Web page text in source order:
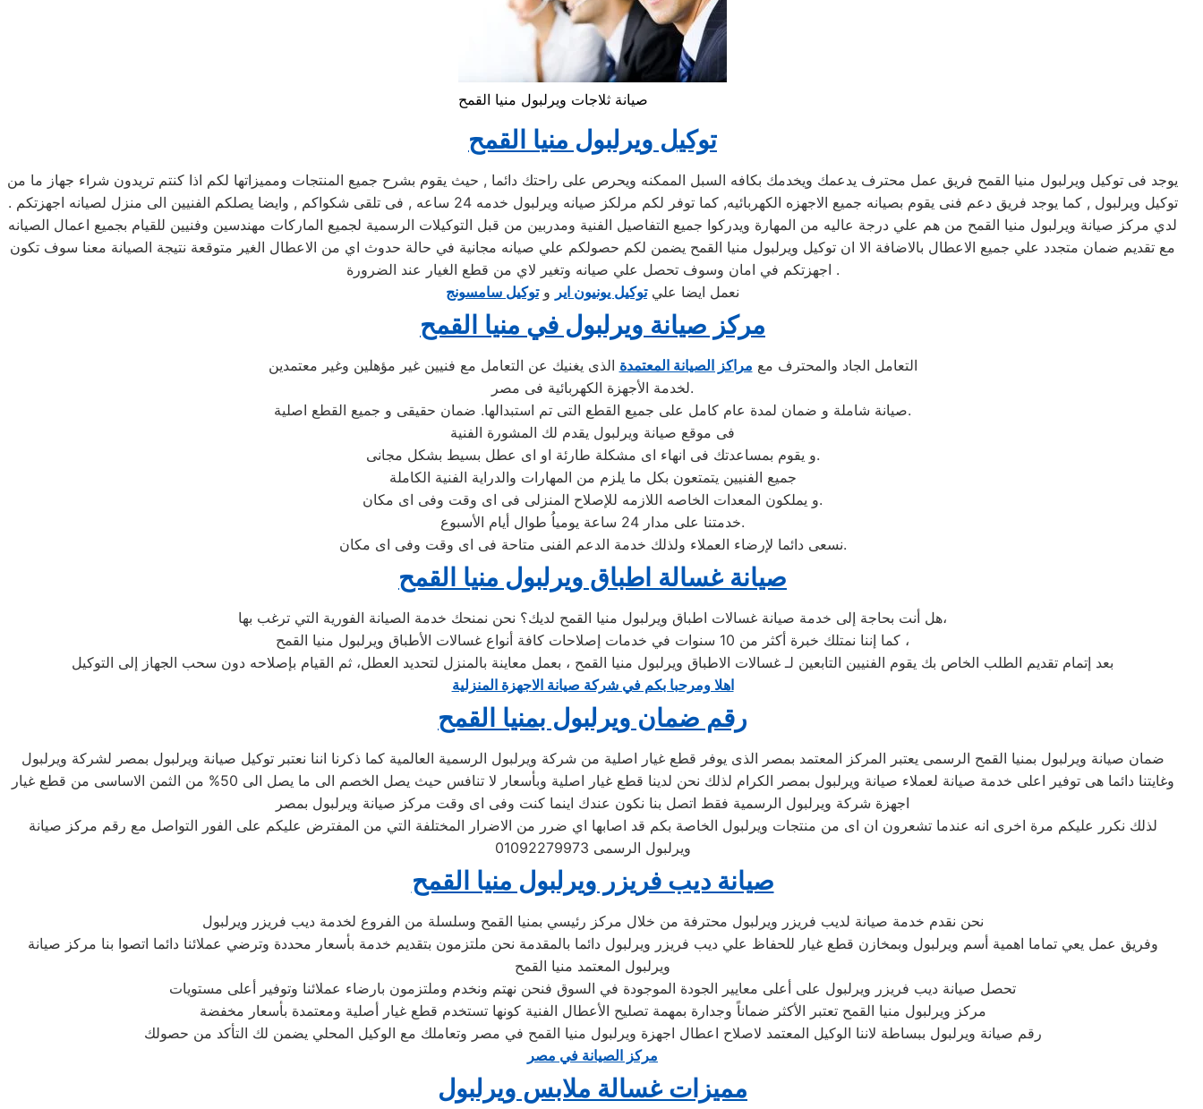
صيانة ثلاجات ويرلبول منيا القمح
توكيل ويرلبول منيا القمح
يوجد فى توكيل ويرلبول منيا القمح فريق عمل محترف يدعمك ويخدمك بكافه السبل الممكنه ويحرص على راحتك دائما , حيث يقوم بشرح جميع المنتجات ومميزاتها لكم اذا كنتم تريدون شراء جهاز ما من
توكيل ويرلبول , كما يوجد فريق دعم فنى يقوم بصيانه جميع الاجهزه الكهربائيه, كما توفر لكم مرلكز صيانه ويرلبول خدمه 24 ساعه , فى تلقى شكواكم , وايضا يصلكم الفنيين الى منزل لصيانه اجهزتكم .
لدي مركز صيانة ويرلبول منيا القمح من هم علي درجة عاليه من المهارة ويدركوا جميع التفاصيل الفنية ومدربين من قبل التوكيلات الرسمية لجميع الماركات مهندسين وفنيين للقيام بجميع اعمال الصيانه
مع تقديم ضمان متجدد علي جميع الاعطال بالاضافة الا ان توكيل ويرلبول منيا القمح يضمن لكم حصولكم علي صيانه مجانية في حالة حدوث اي من الاعطال الغير متوقعة نتيجة الصيانة معنا سوف تكون
اجهزتكم في امان وسوف تحصل علي صيانه وتغير لاي من قطع الغيار عند الضرورة .
نعمل ايضا عليتوكيل يونيون اير وتوكيل سامسونج
مركز صيانة ويرلبول في منيا القمح
التعامل الجاد والمحترف مع مراكز الصيانة المعتمدة الذى يغنيك عن التعامل مع فنيين غير مؤهلين وغير معتمدين
لخدمة الأجهزة الكهربائية فى مصر.
صيانة شاملة و ضمان لمدة عام كامل على جميع القطع التى تم استبدالها. ضمان حقيقى و جميع القطع اصلية.
فى موقع صيانة ويرلبول يقدم لك المشورة الفنية
و يقوم بمساعدتك فى انهاء اى مشكلة طارئة او اى عطل بسيط بشكل مجانى.
جميع الفنيين يتمتعون بكل ما يلزم من المهارات والدراية الفنية الكاملة
و يملكون المعدات الخاصه اللازمه للإصلاح المنزلى فى اى وقت وفى اى مكان.
خدمتنا على مدار 24 ساعة يومياُ طوال أيام الأسبوع.
نسعى دائما لإرضاء العملاء ولذلك خدمة الدعم الفنى متاحة فى اى وقت وفى اى مكان.
صيانة غسالة اطباق ويرلبول منيا القمح
هل أنت بحاجة إلى خدمة صيانة غسالات اطباق ويرلبول منيا القمح لديك؟ نحن نمنحك خدمة الصيانة الفورية التي ترغب بها،
كما إننا نمتلك خبرة أكثر من 10 سنوات في خدمات إصلاحات كافة أنواع غسالات الأطباق ويرلبول منيا القمح ،
بعد إتمام تقديم الطلب الخاص بك يقوم الفنيين التابعين لـ غسالات الاطباق ويرلبول منيا القمح ، بعمل معاينة بالمنزل لتحديد العطل، ثم القيام بإصلاحه دون سحب الجهاز إلى التوكيل
اهلا ومرحبا بكم في شركة صيانة الاجهزة المنزلية
رقم ضمان ويرلبول بمنيا القمح
ضمان صيانة ويرلبول بمنيا القمح الرسمى يعتبر المركز المعتمد بمصر الذى يوفر قطع غيار اصلية من شركة ويرلبول الرسمية العالمية كما ذكرنا اننا نعتبر توكيل صيانة ويرلبول بمصر لشركة ويرلبول
وغايتنا دائما هى توفير اعلى خدمة صيانة لعملاء صيانة ويرلبول بمصر الكرام لذلك نحن لدينا قطع غيار اصلية وبأسعار لا تنافس حيث يصل الخصم الى ما يصل الى 50% من الثمن الاساسى من قطع غيار
اجهزة شركة ويرلبول الرسمية فقط اتصل بنا نكون عندك اينما كنت وفى اى وقت مركز صيانة ويرلبول بمصر
لذلك نكرر عليكم مرة اخرى انه عندما تشعرون ان اى من منتجات ويرلبول الخاصة بكم قد اصابها اي ضرر من الاضرار المختلفة التي من المفترض عليكم على الفور التواصل مع رقم مركز صيانة
ويرلبول الرسمى 01092279973
صيانة ديب فريزر ويرلبول منيا القمح
نحن نقدم خدمة صيانة لديب فريزر ويرلبول محترفة من خلال مركز رئيسي بمنيا القمح وسلسلة من الفروع لخدمة ديب فريزر ويرلبول
وفريق عمل يعي تماما اهمية أسم ويرلبول وبمخازن قطع غيار للحفاظ علي ديب فريزر ويرلبول دائما بالمقدمة نحن ملتزمون بتقديم خدمة بأسعار محددة وترضي عملائنا دائما اتصوا بنا مركز صيانة
ويرلبول المعتمد منيا القمح
تحصل صيانة ديب فريزر ويرلبول على أعلى معايير الجودة الموجودة في السوق فنحن نهتم ونخدم وملتزمون بارضاء عملائنا وتوفير أعلى مستويات
مركز ويرلبول منيا القمح تعتبر الأكثر ضماناً وجدارة بمهمة تصليح الأعطال الفنية كونها تستخدم قطع غيار أصلية ومعتمدة بأسعار مخفضة
رقم صيانة ويرلبول ببساطة لاننا الوكيل المعتمد لاصلاح اعطال اجهزة ويرلبول منيا القمح في مصر وتعاملك مع الوكيل المحلي يضمن لك التأكد من حصولك
مركز الصيانة في مصر
مميزات غسالة ملابس ويرلبول